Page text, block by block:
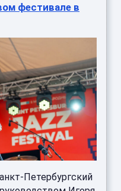
фестивале в
Петербургский